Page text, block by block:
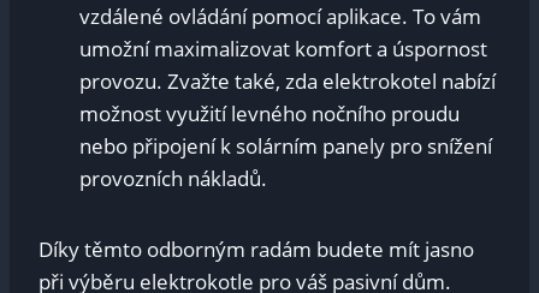
vzdálené ovládání pomocí aplikace. To vám
umožní maximalizovat komfort a úspornost
provozu. Zvažte také, zda elektrokotel nabízí
možnost využití levného nočního proudu
nebo připojení k solárním panely pro snížení
provozních nákladů.
Díky těmto odborným radám budete mít jasno
při výběru elektrokotle pro váš pasivní dům.